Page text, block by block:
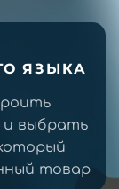
ЯЗЫКА
выбрать
товар